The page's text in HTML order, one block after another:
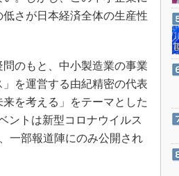
ストリー4.0
インジャパン
場
さが日本経済全体の生産性
のもと、中小製造業の事業
を運営する由紀精密の代表
を考える」をテーマとした
ントは新型コロナウイルス
一部報道陣にのみ公開され